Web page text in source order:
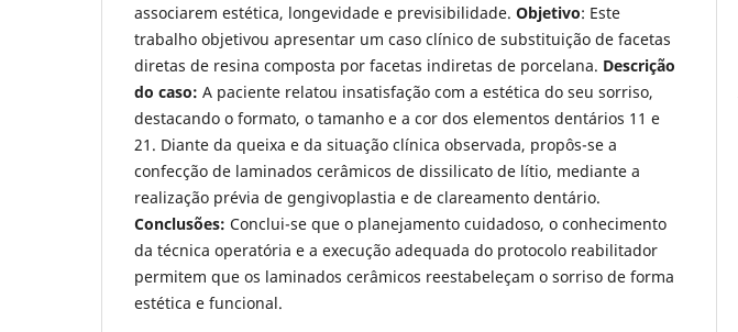
associarem estética, longevidade e previsibilidade. Objetivo: Este
trabalho objetivou apresentar um caso clínico de substituição de facetas
diretas de resina composta por facetas indiretas de porcelana. Descrição
do caso: A paciente relatou insatisfação com a estética do seu sorriso,
destacando o formato, o tamanho e a cor dos elementos dentários 11 e
21. Diante da queixa e da situação clínica observada, propôs-se a
confecção de laminados cerâmicos de dissilicato de lítio, mediante a
realização prévia de gengivoplastia e de clareamento dentário.
Conclusões: Conclui-se que o planejamento cuidadoso, o conhecimento
da técnica operatória e a execução adequada do protocolo reabilitador
permitem que os laminados cerâmicos reestabeleçam o sorriso de forma
estética e funcional.